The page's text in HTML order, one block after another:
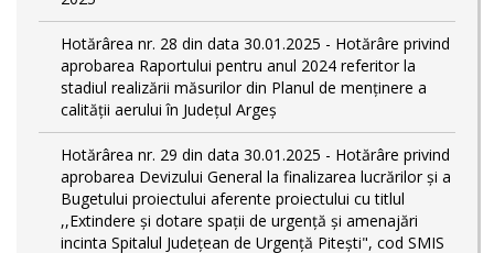
Hotărârea nr. 28 din data 30.01.2025 - Hotărâre privind
aprobarea Raportului pentru anul 2024 referitor la
stadiul realizării măsurilor din Planul de menținere a
calității aerului în Județul Argeș
Hotărârea nr. 29 din data 30.01.2025 - Hotărâre privind
aprobarea Devizului General la finalizarea lucrărilor și a
Bugetului proiectului aferente proiectului cu titlul
,,Extindere și dotare spații de urgență și amenajări
incinta Spitalul Județean de Urgență Pitești", cod SMIS